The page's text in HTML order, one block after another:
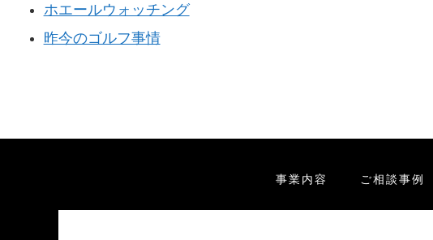
ホエールウォッチング
昨今のゴルフ事情
事業内容 ご相談事例